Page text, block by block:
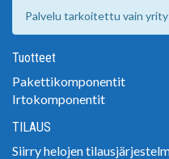
Palvelu tarkoitettu vain
Tuotteet
Pakettikomponentit
Irtokomponentit
TILAUS
Siirry helojen